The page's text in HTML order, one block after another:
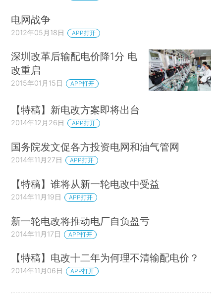
电网战争
2012年05月18日 APP打开
深圳改革后输配电价降1分 电
改重启
2015年01月15日 APP打开
【特稿】新电改方案即将出台
2014年12月26日 APP打开
国务院发文促各方投资电网和油气管网
2014年11月27日 APP打开
【特稿】谁将从新一轮电改中受益
2014年11月19日 APP打开
新一轮电改将推动电厂自负盈亏
2014年11月17日 APP打开
【特稿】电改十二年为何理不清输配电价？
2014年11月06日 APP打开